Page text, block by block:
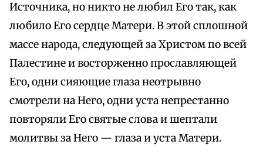
Источника, но никто не любил Его так, как
любило Его сердце Матери. В этой сплошной
массе народа, следующей за Христом по всей
Палестине и восторженно прославляющей
Его, одни сияющие глаза неотрывно
смотрели на Него, одни уста непрестанно
повторяли Его святые слова и шептали
молитвы за Него — глаза и уста Матери.